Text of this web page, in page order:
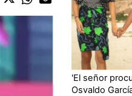
'El señor
Osvaldo